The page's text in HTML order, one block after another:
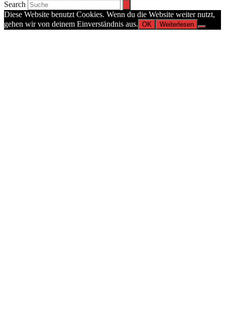
Search
Diese Website benutzt Cookies. Wenn du die Website weiter nutzt,
gehen wir von deinem Einverständnis aus. OK Weiterlesen